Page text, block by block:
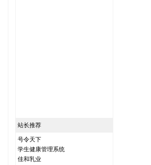
站长推荐
号令天下
学生健康管理系统
佳和乳业